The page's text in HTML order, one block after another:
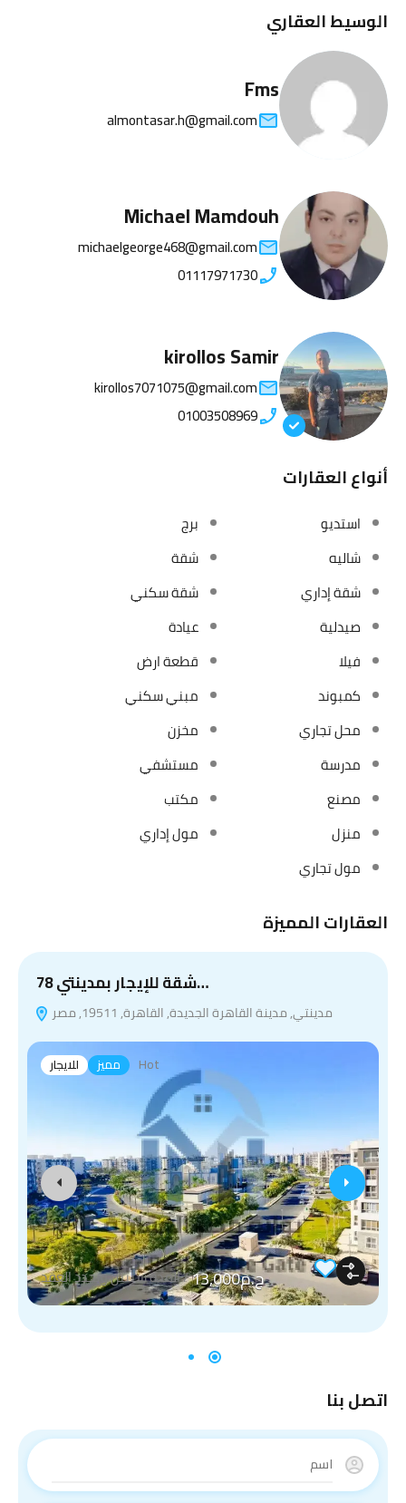
الوسيط العقاري
Fms
almontasar.h@gmail.com
Michael Mamdouh
michaelgeorge468@gmail.com
01117971730
kirollos Samir
kirollos7071075@gmail.com
01003508969
أنواع العقارات
استديو
برج
شاليه
شقة
شقة إداري
شقة سكني
صيدلية
عيادة
فيلا
قطعة ارض
كمبوند
مبني سكني
محل تجاري
مخزن
مدرسة
مستشفي
مصنع
مكتب
منزل
مول إداري
مول تجاري
العقارات المميزة
شقة للإيجار بمدينتي 78…
مدينتي, مدينة القاهرة الجديدة, القاهرة, 19511, مصر
للايجار مميز Hot
ج.م13,000 /المدة سنتين ويجدد العقد
اتصل بنا